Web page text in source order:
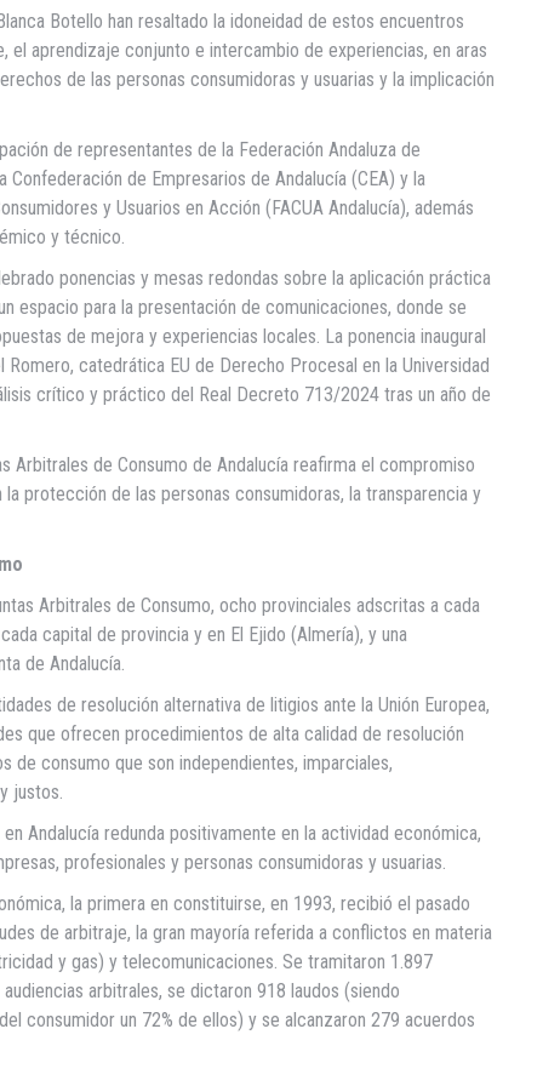
Botello han resaltado la idoneidad de estos encuentros
el aprendizaje conjunto e intercambio de experiencias, en aras
de las personas consumidoras y usuarias y la implicación
de representantes de la Federación Andaluza de
Confederación de Empresarios de Andalucía (CEA) y la
y Usuarios en Acción (FACUA Andalucía), además
y técnico.
ponencias y mesas redondas sobre la aplicación práctica
espacio para la presentación de comunicaciones, donde se
de mejora y experiencias locales. La ponencia inaugural
catedrática EU de Derecho Procesal en la Universidad
crítico y práctico del Real Decreto 713/2024 tras un año de
Arbitrales de Consumo de Andalucía reafirma el compromiso
protección de las personas consumidoras, la transparencia y
Arbitrales de Consumo, ocho provinciales adscritas a cada
capital de provincia y en El Ejido (Almería), y una
de Andalucía.
de resolución alternativa de litigios ante la Unión Europea,
que ofrecen procedimientos de alta calidad de resolución
de consumo que son independientes, imparciales,
justos.
Andalucía redunda positivamente en la actividad económica,
profesionales y personas consumidoras y usuarias.
la primera en constituirse, en 1993, recibió el pasado
de arbitraje, la gran mayoría referida a conflictos en materia
y gas) y telecomunicaciones. Se tramitaron 1.897
arbitrales, se dictaron 918 laudos (siendo
consumidor un 72% de ellos) y se alcanzaron 279 acuerdos